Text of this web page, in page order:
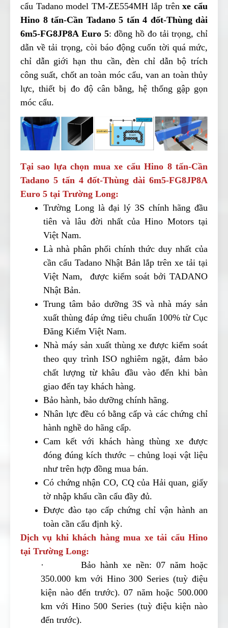
cẩu Tadano model TM-ZE554MH lắp trênxe cẩu
Hino 8 tấn-Cần Tadano 5 tấn 4 đốt-Thùng dài
6m5-FG8JP8A Euro 5: đồng hồ đo tải trọng, chỉ
dẫn về tải trọng, còi báo động cuốn tời quá mức,
chỉ dẫn giới hạn thu cần, đèn chỉ dẫn bộ trích
công suất, chốt an toàn móc cẩu, van an toàn thủy
lực, thiết bị đo độ cân bằng, hệ thống gập gọn
móc cẩu.
Tại sao lựa chọn muaxe cẩu Hino 8 tấn-Cần
Tadano 5 tấn 4 đốt-Thùng dài 6m5-FG8JP8A
Euro 5 tại Trường Long:
Trường Long là đại lý 3S chính hãng đầu
tiên và lâu đời nhất của Hino Motors tại
Việt Nam.
Là nhà phân phối chính thức duy nhất của
cần cẩu Tadano Nhật Bản lắp trên xe tải tại
Việt Nam, được kiểm soát bởi TADANO
Nhật Bản.
Trung tâm bảo dưỡng 3S và nhà máy sản
xuất thùng đáp ứng tiêu chuẩn 100% từ Cục
Đăng Kiểm Việt Nam.
Nhà máy sản xuất thùng xe được kiểm soát
theo quy trình ISO nghiêm ngặt, đảm bảo
chất lượng từ khâu đầu vào đến khi bàn
giao đến tay khách hàng.
Bảo hành, bảo dưỡng chính hãng.
Nhân lực đều có bằng cấp và các chứng chỉ
hành nghề do hãng cấp.
Cam kết với khách hàng thùng xe được
đóng đúng kích thước – chủng loại vật liệu
như trên hợp đồng mua bán.
Có chứng nhận CO, CQ của Hải quan, giấy
tờ nhập khẩu cần cẩu đầy đủ.
Được đào tạo cấp chứng chỉ vận hành an
toàn cần cẩu định kỳ.
Dịch vụ khi khách hàng mua xe tải cẩu Hino
tại Trường Long:
· Bảo hành xe nền: 07 năm hoặc
350.000 km với Hino 300 Series (tuỳ điệu
kiện nào đến trước). 07 năm hoặc 500.000
km với Hino 500 Series (tuỳ điệu kiện nào
đến trước).